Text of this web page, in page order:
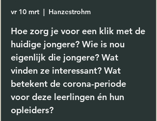
vr 10 mrt
  |
Hanzestrohm
Hoe zorg je voor een klik met de
huidige jongere? Wie is nou
eigenlijk die jongere? Wat
vinden ze interessant? Wat
betekent de corona-periode
voor deze leerlingen én hun
opleiders?